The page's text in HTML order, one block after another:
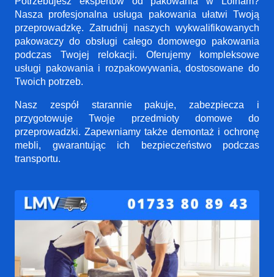
Nasza profesjonalna usługa pakowania ułatwi Twoją
przeprowadzkę. Zatrudnij naszych wykwalifikowanych
pakowaczy do obsługi całego domowego pakowania
podczas Twojej relokacji. Oferujemy kompleksowe
usługi pakowania i rozpakowywania, dostosowane do
Twoich potrzeb.
Nasz zespół starannie pakuje, zabezpiecza i
przygotowuje Twoje przedmioty domowe do
przeprowadzki. Zapewniamy także demontaż i ochronę
mebli, gwarantując ich bezpieczeństwo podczas
transportu.